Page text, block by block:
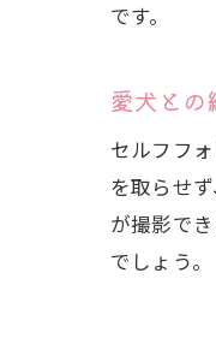
です。
愛犬との
セルフフ
を取らせ
が撮影で
でしょう。